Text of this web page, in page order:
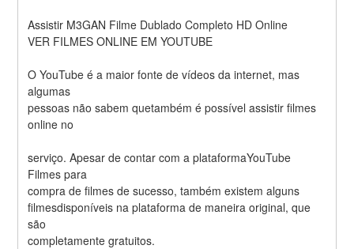
Assistir M3GAN Filme Dublado Completo HD Online
VER FILMES ONLINE EM YOUTUBE
O YouTube é a maior fonte de vídeos da internet, mas
algumas
pessoas não sabem quetambém é possível assistir filmes
online no
serviço. Apesar de contar com a plataformaYouTube
Filmes para
compra de filmes de sucesso, também existem alguns
filmesdisponíveis na plataforma de maneira original, que
são
completamente gratuitos.